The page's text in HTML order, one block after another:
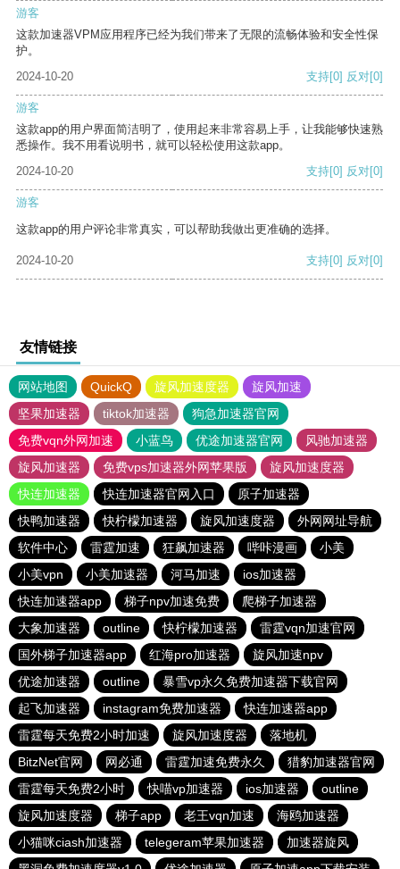
游客
这款加速器VPM应用程序已经为我们带来了无限的流畅体验和安全性保
护。
2024-10-20
支持[0] 反对[0]
游客
这款app的用户界面简洁明了，使用起来非常容易上手，让我能够快速熟
悉操作。我不用看说明书，就可以轻松使用这款app。
2024-10-20
支持[0] 反对[0]
游客
这款app的用户评论非常真实，可以帮助我做出更准确的选择。
2024-10-20 支持[0] 反对[0]
友情链接
网站地图 QuickQ 旋风加速度器
旋风加速
坚果加速器
tiktok加速器
狗急加速器官网
免费vqn外网加速
小蓝鸟 优途加速器官网
风驰加速器
旋风加速器
免费vps加速器外网苹果版
旋风加速度器
快连加速器
快连加速器官网入口
原子加速器
快鸭加速器
快柠檬加速器 旋风加速度器
外网网址导航
软件中心
雷霆加速 狂飙加速器 哔咔漫画
小美
小美vpn
小美加速器 河马加速
ios加速器
快连加速器app
梯子npv加速免费
爬梯子加速器
大象加速器
outline 快柠檬加速器
雷霆vqn加速官网
国外梯子加速器app
红海pro加速器
旋风加速npv
优途加速器
outline
暴雪vp永久免费加速器下载官网
起飞加速器
instagram免费加速器
快连加速器app
雷霆每天免费2小时加速
旋风加速度器
落地机
BitzNet官网
网必通 雷霆加速免费永久
猎豹加速器官网
雷霆每天免费2小时
快喵vp加速器 ios加速器
outline
旋风加速度器
梯子app 老王vqn加速
海鸥加速器
小猫咪ciash加速器
telegeram苹果加速器
加速器旋风